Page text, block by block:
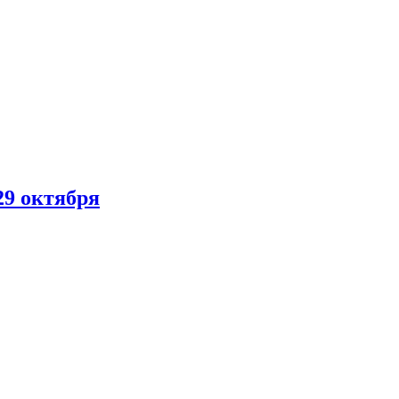
октября